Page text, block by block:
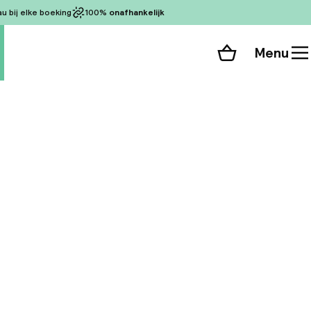
bij elke boeking 100% onafhankelijk
Winkelmand
Menu